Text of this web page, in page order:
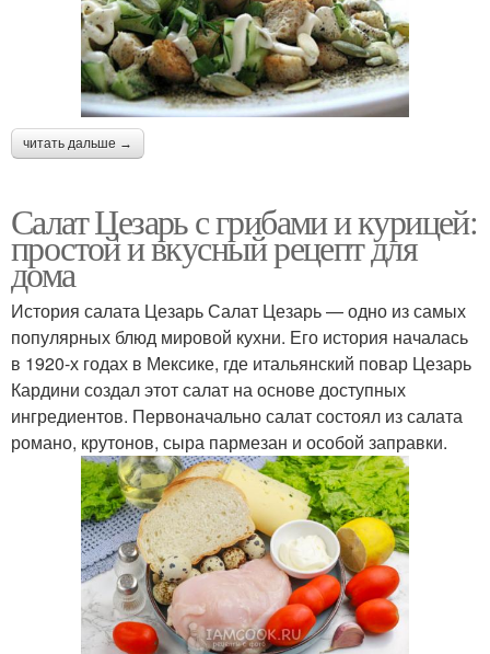
читать дальше →
Салат Цезарь с грибами и курицей:
простой и вкусный рецепт для
дома
История салата Цезарь Салат Цезарь — одно из самых
популярных блюд мировой кухни. Его история началась
в 1920-х годах в Мексике, где итальянский повар Цезарь
Кардини создал этот салат на основе доступных
ингредиентов. Первоначально салат состоял из салата
романо, крутонов, сыра пармезан и особой заправки.